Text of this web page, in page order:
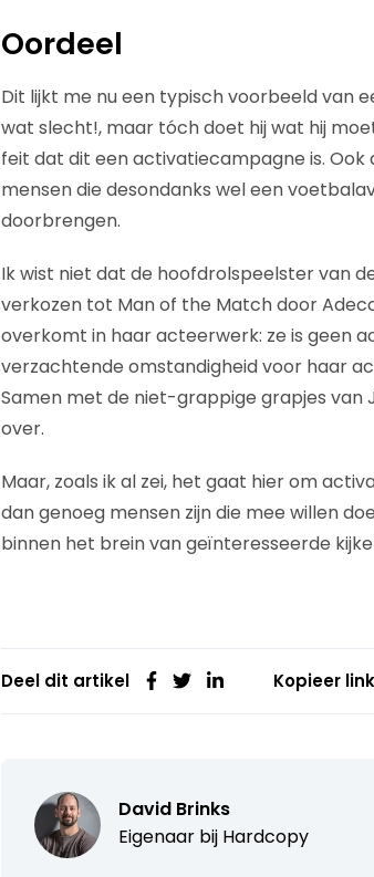
Oordeel
Dit lijkt me nu een typisch voorbeeld van
wat slecht!, maar tóch doet hij wat hij
feit dat dit een activatiecampagne is.
mensen die desondanks wel een
doorbrengen.
Ik wist niet dat de hoofdrolspeelster van
verkozen tot Man of the Match door
overkomt in haar acteerwerk: ze is geen
verzachtende omstandigheid voor haar
Samen met de niet-grappige grapjes van
over.
Maar, zoals ik al zei, het gaat hier om
dan genoeg mensen zijn die mee willen
binnen het brein van geïnteresseerde
Deel dit artikel Kopieer link
David Brinks
Eigenaar bij Hardcopy